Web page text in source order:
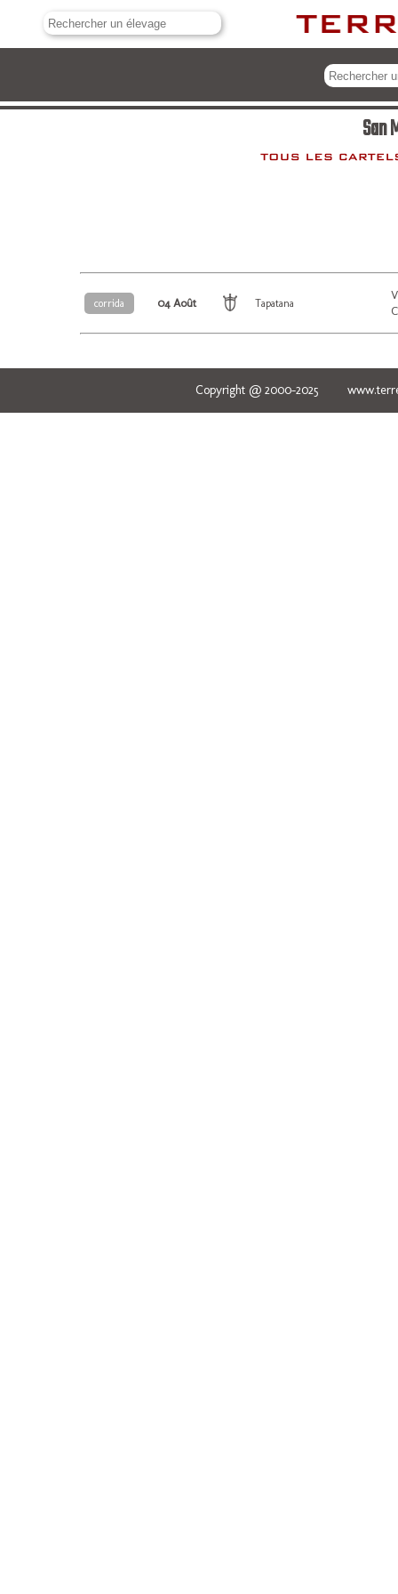
San
corrida 04 Août Tapatana
Copyright @ 2000-2025